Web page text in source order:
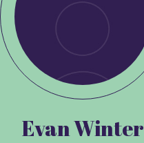
Evan Winter